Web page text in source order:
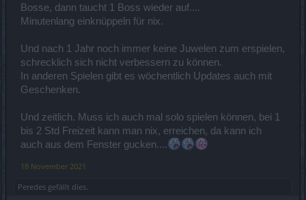
Bosse, dann taucht 1 Boss wieder auf....
Minutenlang einknüppeln für nix.
Und nach 1 Jahr noch immer keine Juwelen zum erspielen,
schrecklich sich nicht verbessern zu können.
In anderen Spielen gibt es wöchentlich Updates auch mit
Geschenken.
Und zeitlich. Muss ich auch mal solo spielen können, bei 1
bis 2 Std Freizeit kann man nix, erreichen, da kann ich
auch aus dem Fenster gucken....
18 November 2021
Peredes gefällt dies.